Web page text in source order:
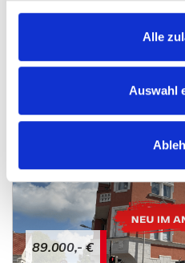
Alle
Auswahl
Verkauf - Großzügiges
7
89.000,- €